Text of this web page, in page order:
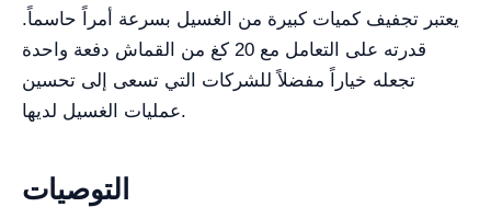
يعتبر تجفيف كميات كبيرة من الغسيل بسرعة أمراً حاسماً.
قدرته على التعامل مع 20 كغ من القماش دفعة واحدة
تجعله خياراً مفضلاً للشركات التي تسعى إلى تحسين
عمليات الغسيل لديها.
التوصيات